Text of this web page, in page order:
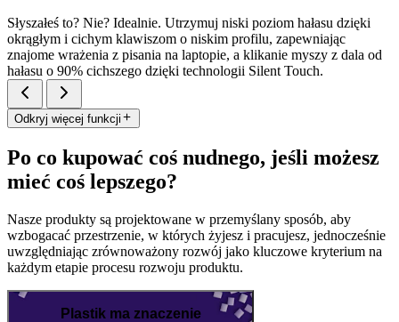
Słyszałeś to? Nie? Idealnie. Utrzymuj niski poziom hałasu dzięki
okrągłym i cichym klawiszom o niskim profilu, zapewniając
znajome wrażenia z pisania na laptopie, a klikanie myszy z dala od
hałasu o 90% cichszego dzięki technologii Silent Touch.
Odkryj więcej funkcji
Po co kupować coś nudnego, jeśli możesz
mieć coś lepszego?
Nasze produkty są projektowane w przemyślany sposób, aby
wzbogacać przestrzenie, w których żyjesz i pracujesz, jednocześnie
uwzględniając zrównoważony rozwój jako kluczowe kryterium na
każdym etapie procesu rozwoju produktu.
Plastik ma znaczenie